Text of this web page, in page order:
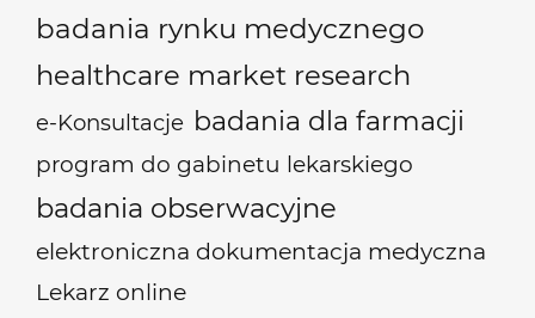
badania rynku medycznego
healthcare market research
e-Konsultacje badania dla farmacji
program do gabinetu lekarskiego
badania obserwacyjne
elektroniczna dokumentacja medyczna
Lekarz online